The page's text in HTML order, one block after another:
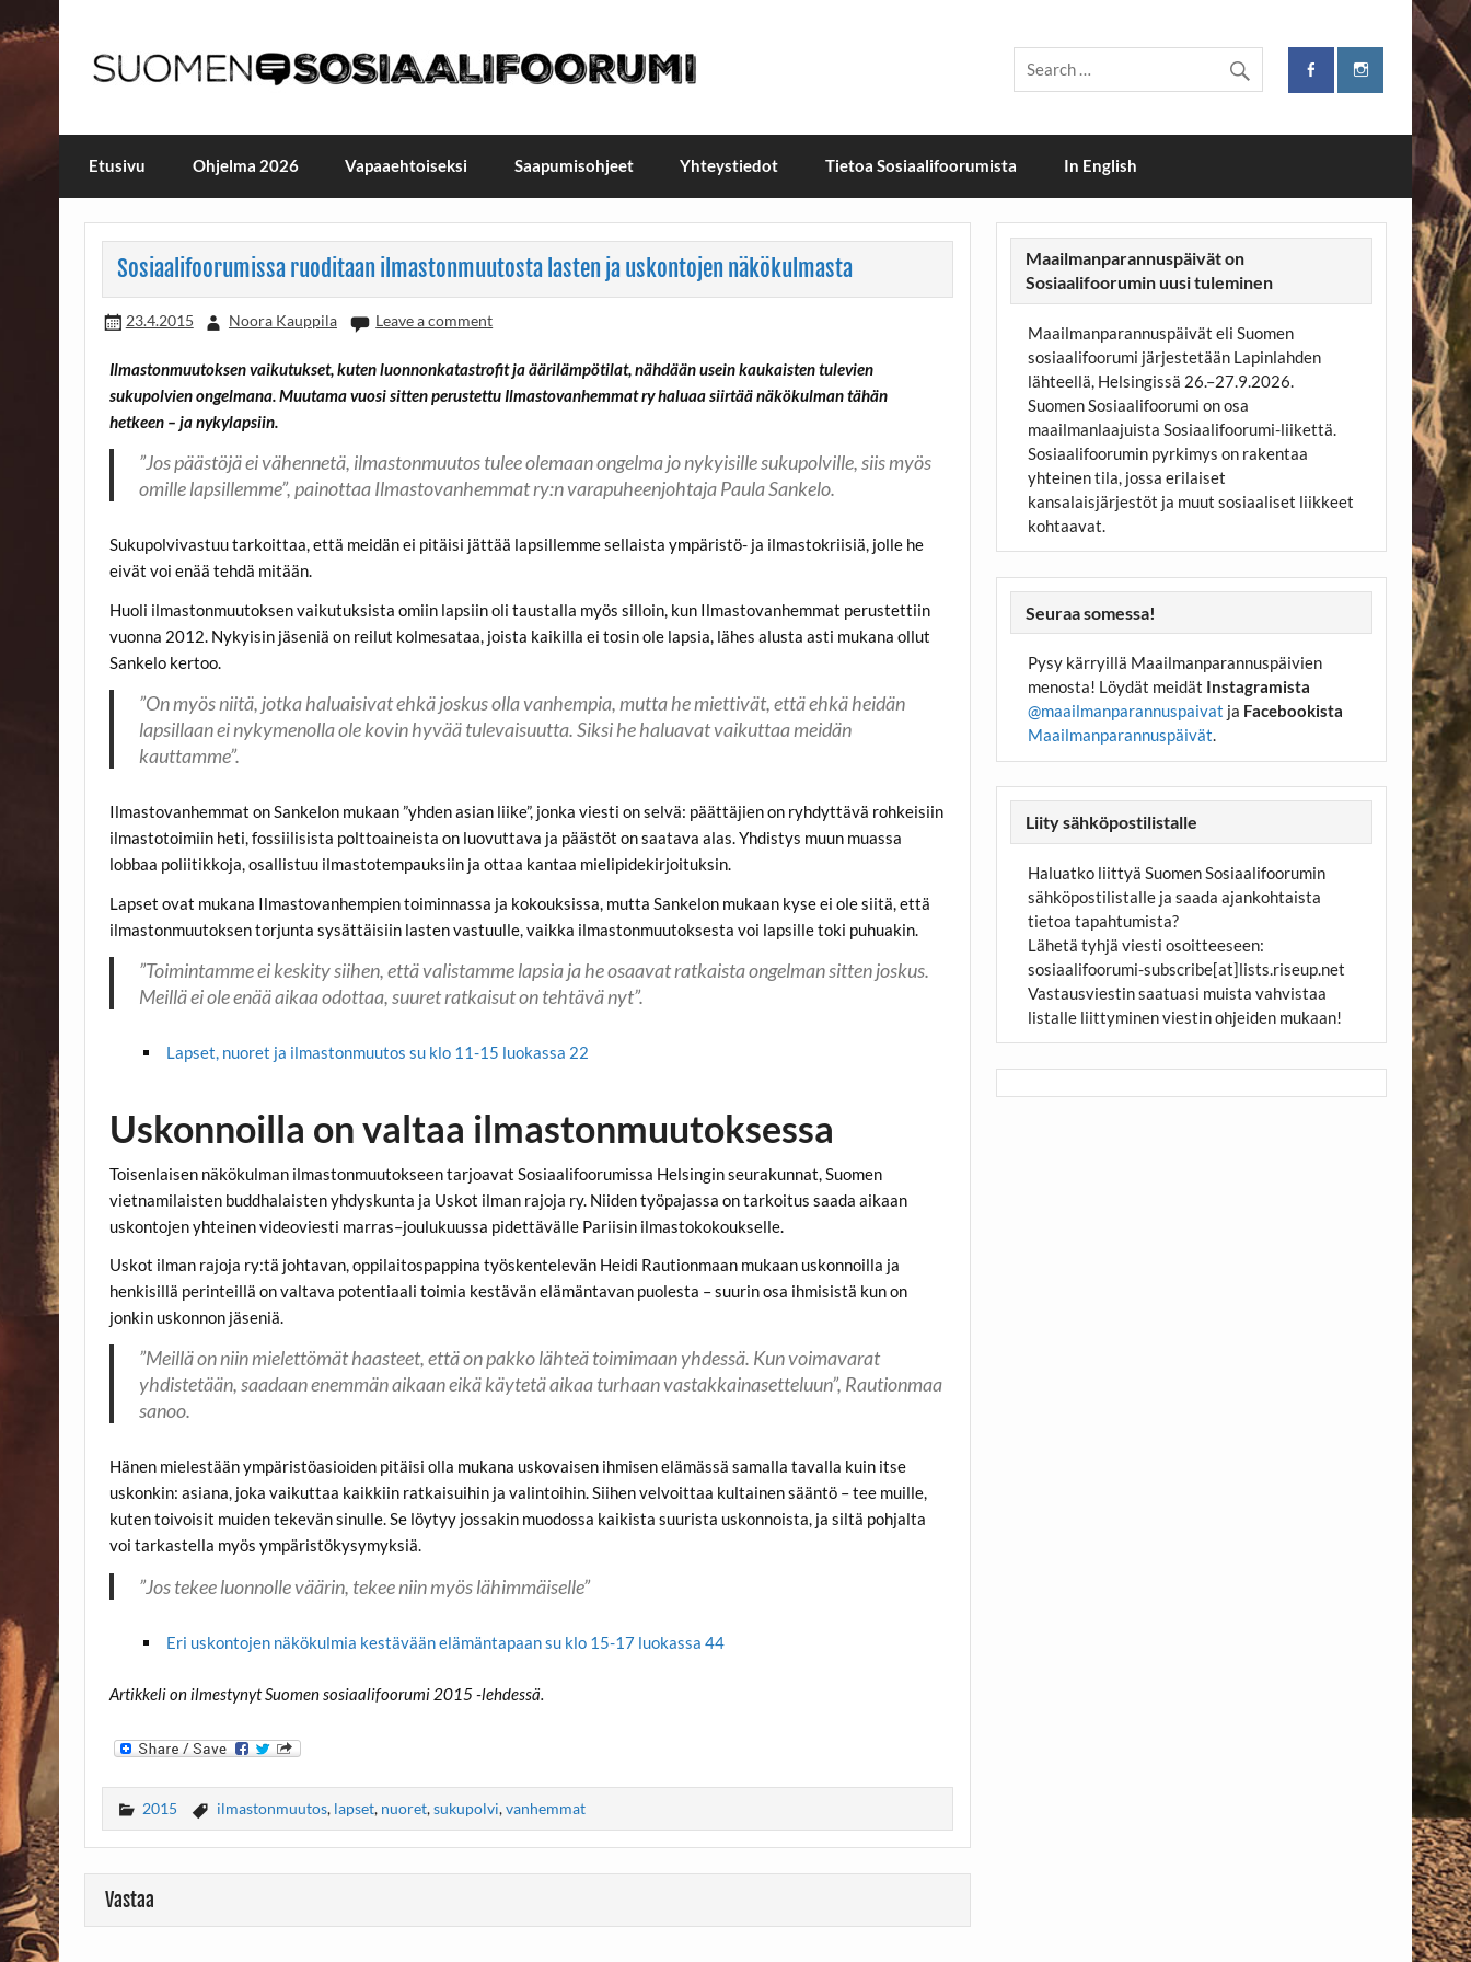
content
Maailmanparannuspäivät / Suomen Sosiaalifoorumi
Maailmanparannuspäivät Lapinlahden Lähteellä, Helsingissä 26.–27.9.2026
Etusivu Ohjelma 2026 Vapaaehtoiseksi Saapumisohjeet Yhteystiedot Tietoa Sosiaalifoorumista In English
Sosiaalifoorumissa ruoditaan ilmastonmuutosta lasten ja uskontojen näkökulmasta
23.4.2015 Noora Kauppila Leave a comment
Ilmastonmuutoksen vaikutukset, kuten luonnonkatastrofit ja äärilämpötilat, nähdään usein kaukaisten tulevien
sukupolvien ongelmana. Muutama vuosi sitten perustettu Ilmastovanhemmat ry haluaa siirtää näkökulman tähän
hetkeen – ja nykylapsiin.
”Jos päästöjä ei vähennetä, ilmastonmuutos tulee olemaan ongelma jo nykyisille sukupolville, siis myös
omille lapsillemme”, painottaa Ilmastovanhemmat ry:n varapuheenjohtaja Paula Sankelo.
Sukupolvivastuu tarkoittaa, että meidän ei pitäisi jättää lapsillemme sellaista ympäristö- ja ilmastokriisiä, jolle he
eivät voi enää tehdä mitään.
Huoli ilmastonmuutoksen vaikutuksista omiin lapsiin oli taustalla myös silloin, kun Ilmastovanhemmat perustettiin
vuonna 2012. Nykyisin jäseniä on reilut kolmesataa, joista kaikilla ei tosin ole lapsia, lähes alusta asti mukana ollut
Sankelo kertoo.
”On myös niitä, jotka haluaisivat ehkä joskus olla vanhempia, mutta he miettivät, että ehkä heidän
lapsillaan ei nykymenolla ole kovin hyvää tulevaisuutta. Siksi he haluavat vaikuttaa meidän
kauttamme”.
Ilmastovanhemmat on Sankelon mukaan ”yhden asian liike”, jonka viesti on selvä: päättäjien on ryhdyttävä rohkeisiin
ilmastotoimiin heti, fossiilisista polttoaineista on luovuttava ja päästöt on saatava alas. Yhdistys muun muassa
lobbaa poliitikkoja, osallistuu ilmastotempauksiin ja ottaa kantaa mielipidekirjoituksin.
Lapset ovat mukana Ilmastovanhempien toiminnassa ja kokouksissa, mutta Sankelon mukaan kyse ei ole siitä, että
ilmastonmuutoksen torjunta sysättäisiin lasten vastuulle, vaikka ilmastonmuutoksesta voi lapsille toki puhuakin.
”Toimintamme ei keskity siihen, että valistamme lapsia ja he osaavat ratkaista ongelman sitten joskus.
Meillä ei ole enää aikaa odottaa, suuret ratkaisut on tehtävä nyt”.
Lapset, nuoret ja ilmastonmuutos su klo 11-15 luokassa 22
Uskonnoilla on valtaa ilmastonmuutoksessa
Toisenlaisen näkökulman ilmastonmuutokseen tarjoavat Sosiaalifoorumissa Helsingin seurakunnat, Suomen
vietnamilaisten buddhalaisten yhdyskunta ja Uskot ilman rajoja ry. Niiden työpajassa on tarkoitus saada aikaan
uskontojen yhteinen videoviesti marras–joulukuussa pidettävälle Pariisin ilmastokokoukselle.
Uskot ilman rajoja ry:tä johtavan, oppilaitospappina työskentelevän Heidi Rautionmaan mukaan uskonnoilla ja
henkisillä perinteillä on valtava potentiaali toimia kestävän elämäntavan puolesta – suurin osa ihmisistä kun on
jonkin uskonnon jäseniä.
”Meillä on niin mielettömät haasteet, että on pakko lähteä toimimaan yhdessä. Kun voimavarat
yhdistetään, saadaan enemmän aikaan eikä käytetä aikaa turhaan vastakkainasetteluun”, Rautionmaa
sanoo.
Hänen mielestään ympäristöasioiden pitäisi olla mukana uskovaisen ihmisen elämässä samalla tavalla kuin itse
uskonkin: asiana, joka vaikuttaa kaikkiin ratkaisuihin ja valintoihin. Siihen velvoittaa kultainen sääntö – tee muille,
kuten toivoisit muiden tekevän sinulle. Se löytyy jossakin muodossa kaikista suurista uskonnoista, ja siltä pohjalta
voi tarkastella myös ympäristökysymyksiä.
”Jos tekee luonnolle väärin, tekee niin myös lähimmäiselle”
Eri uskontojen näkökulmia kestävään elämäntapaan su klo 15-17 luokassa 44
Artikkeli on ilmestynyt Suomen sosiaalifoorumi 2015 -lehdessä.
2015 ilmastonmuutos, lapset, nuoret,sukupolvi,vanhemmat
Vastaa
Maailmanparannuspäivät on
Sosiaalifoorumin uusi tuleminen
Maailmanparannuspäivät eli Suomen
sosiaalifoorumi järjestetään Lapinlahden
lähteellä, Helsingissä 26.–27.9.2026.
Suomen Sosiaalifoorumi on osa
maailmanlaajuista Sosiaalifoorumi-liikettä.
Sosiaalifoorumin pyrkimys on rakentaa
yhteinen tila, jossa erilaiset
kansalaisjärjestöt ja muut sosiaaliset liikkeet
kohtaavat.
Seuraa somessa!
Pysy kärryillä Maailmanparannuspäivien
menosta! Löydät meidät Instagramista
@maailmanparannuspaivat ja Facebookista
Maailmanparannuspäivät.
Liity sähköpostilistalle
Haluatko liittyä Suomen Sosiaalifoorumin
sähköpostilistalle ja saada ajankohtaista
tietoa tapahtumista?
Lähetä tyhjä viesti osoitteeseen:
sosiaalifoorumi-subscribe[at]lists.riseup.net
Vastausviestin saatuasi muista vahvistaa
listalle liittyminen viestin ohjeiden mukaan!